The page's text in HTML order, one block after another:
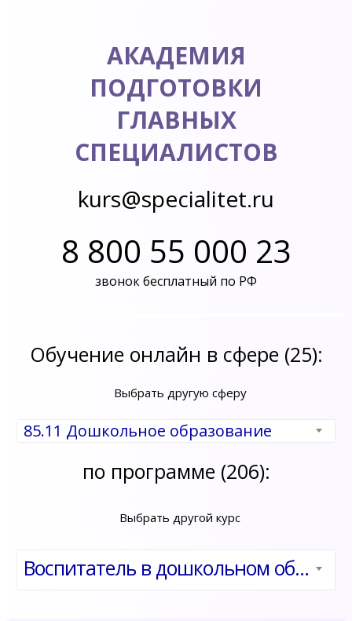
АКАДЕМИЯ
ПОДГОТОВКИ
ГЛАВНЫХ
СПЕЦИАЛИСТОВ
kurs@specialitet.ru
8 800 55 000 23
звонок бесплатный по РФ
Обучение онлайн в сфере (25):
Выбрать другую сферу
85.11 Дошкольное образование
по программе (206):
Выбрать другой курс
Воспитатель в дошкольном образовании. Психолого-педагогическое сопровождение развития детей в условиях реализации ФГОС